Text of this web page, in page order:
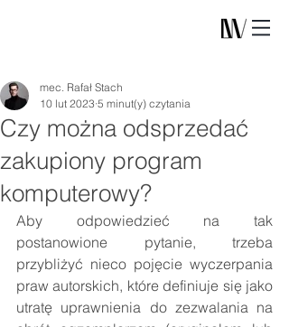
Czy można odsprzedać
zakupiony program
komputerowy?
mec. Rafał Stach
10 lut 2023 5 minut(y) czytania
Aby odpowiedzieć na tak
postanowione pytanie, trzeba
przybliżyć nieco pojęcie wyczerpania
praw autorskich, które definiuje się jako
utratę uprawnienia do zezwalania na